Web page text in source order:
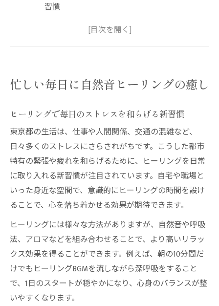
習慣
自然音ヒーリングが心身に与える影響とは
リラックス効果が期待できる自然音活用法
ヒーリングと自然音で始めるリラックス習
慣
東京都の自宅で実践できるヒーリング術
自然音がもたらすリラックス法のポイント
仕事や家事の合間にできるヒーリング活用
法
東京都の忙しい女性におすすめ自然音BGM
ヒーリングなら自然音の活用が集中力向上の鍵
ヒーリング効果で集中力を引き出す自然音
選び
仕事中のパフォーマンス向上に役立つヒー
リング
忙しい毎日に自然音ヒーリングの癒し
ヒーリングで毎日のストレスを和らげる新習慣
東京都の生活は、仕事や人間関係、交通の混雑など、
日々多くのストレスにさらされがちです。こうした都市
特有の緊張や疲れを和らげるために、ヒーリングを日常
に取り入れる新習慣が注目されています。自宅や職場と
いった身近な空間で、意識的にヒーリングの時間を設け
ることで、心を落ち着かせる効果が期待できます。
ヒーリングには様々な方法がありますが、自然音や呼吸
法、アロマなどを組み合わせることで、より高いリラッ
クス効果を得ることができます。例えば、朝の10分間だ
けでもヒーリングBGMを流しながら深呼吸をすること
で、1日のスタートが穏やかになり、心身のバランスが整
いやすくなります。